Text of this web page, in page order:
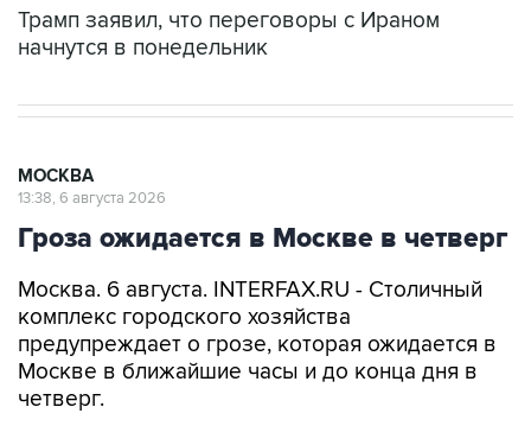
Трамп заявил, что переговоры с Ираном
начнутся в понедельник
МОСКВА
13:38, 6 августа 2026
Гроза ожидается в Москве в четверг
Москва. 6 августа. INTERFAX.RU - Столичный
комплекс городского хозяйства
предупреждает о грозе, которая ожидается в
Москве в ближайшие часы и до конца дня в
четверг.